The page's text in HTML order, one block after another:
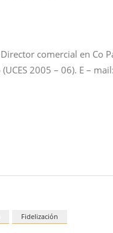
comercial en Co
2005 – 06). E –
Fidelización